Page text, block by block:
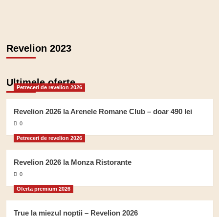
Revelion 2023
Ultimele oferte
Petreceri de revelion 2026
Revelion 2026 la Arenele Romane Club – doar 490 lei
0
Petreceri de revelion 2026
Revelion 2026 la Monza Ristorante
0
Oferta premium 2026
True la miezul noptii – Revelion 2026